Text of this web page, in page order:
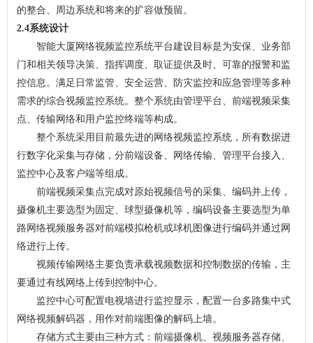
的整合、周边系统和将来的扩容做预留。
2.4系统设计
智能大厦网络视频监控系统平台建设目标是为安保、业务部
门和相关领导决策、指挥调度、取证提供及时、可靠的报警和监
控信息。满足日常监管、安全运营、防灾监控和应急管理等多种
需求的综合视频监控系统。整个系统由管理平台、前端视频采集
点、传输网络和用户监控终端等构成。
整个系统采用目前最先进的网络视频监控系统，所有数据进
行数字化采集与存储，分前端设备、网络传输、管理平台接入、
监控中心及客户端等组成。
前端视频采集点完成对原始视频信号的采集、编码并上传，
摄像机主要选型为固定、球型摄像机等，编码设备主要选型为单
路网络视频服务器对前端模拟枪机或球机图像进行编码并通过网
络进行上传。
视频传输网络主要负责承载视频数据和控制数据的传输，主
要通过有线网络上传到控制中心。
监控中心可配置电视墙进行监控显示，配置一台多路集中式
网络视频解码器，用作对前端图像的解码上墙。
存储方式主要由三种方式：前端摄像机、视频服务器存储、